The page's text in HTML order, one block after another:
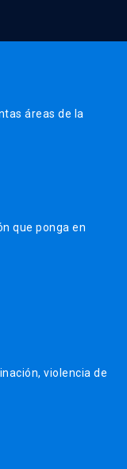
áreas de la
que ponga en
violencia de